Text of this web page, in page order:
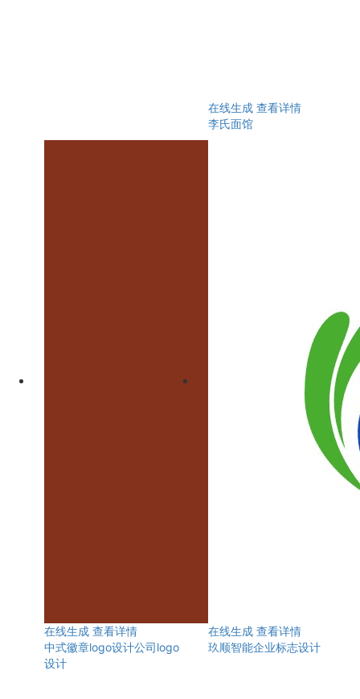
在线生成 查看详情
李氏面馆
在线生成 查看详情
中式徽章logo设计公司logo
设计
在线生成 查看详情
玖顺智能企业标志设计